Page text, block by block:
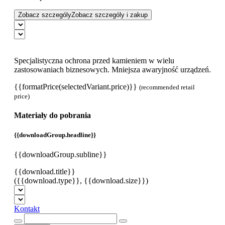
Zobacz szczególyZobacz szczególy i zakup
Specjalistyczna ochrona przed kamieniem w wielu
zastosowaniach biznesowych. Mniejsza awaryjność urządzeń.
{{formatPrice(selectedVariant.price)}} (recommended retail
price)
Materiały do pobrania
{{downloadGroup.headline}}
{{downloadGroup.subline}}
{{download.title}}
({{download.type}}, {{download.size}})
Kontakt